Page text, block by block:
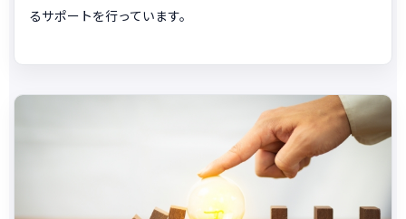
るサポートを行っています。